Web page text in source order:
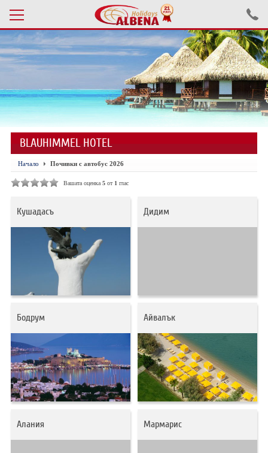
Проверка на резервация
ПОЧИВКИ С АВТОБУС 2026
ПОЧИВКИ СЪС САМОЛЕТ
ЕКСКУРЗИИ САМОЛЕТ
ЕКСКУРЗИИ АВТОБУС
ТУРЦИЯ С КОЛА
ХОТЕЛИ В ГЪРЦИЯ
НОВА ГОДИНА 2027
АВТОБУСИ ПОД НАЕМ
ЗА НАС
КОНТАКТИ
ОБЩИ УСЛОВИЯ ПАКЕТНИ
ПЪТУВАНИЯ
ПОЛИТИКА ЗА ПОВЕРИТЕЛНОСТ
BLAUHIMMEL HOTEL
Начало Почивки с автобус 2026
Вашата оценка 5от 1 глас
Кушадасъ Дидим
Бодрум Айвалък
Алания Мармарис